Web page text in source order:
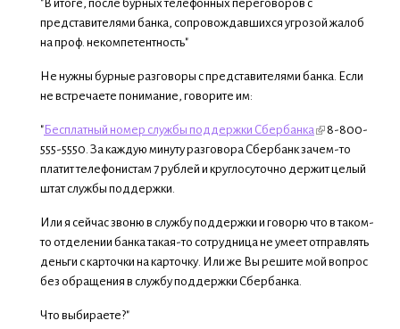
"В итоге, после бурных телефонных переговоров с
представителями банка, сопровождавшихся угрозой жалоб
на проф. некомпетентность"
Не нужны бурные разговоры с представителями банка. Если
не встречаете понимание, говорите им:
"Бесплатный номер службы поддержки Сбербанка
8-800-
555-5550. За каждую минуту разговора Сбербанк зачем-то
платит телефонистам 7 рублей и круглосуточно держит целый
штат службы поддержки.
Или я сейчас звоню в службу поддержки и говорю что в таком-
то отделении банка такая-то сотрудница не умеет отправлять
деньги с карточки на карточку. Или же Вы решите мой вопрос
без обращения в службу поддержки Сбербанка.
Что выбираете?"